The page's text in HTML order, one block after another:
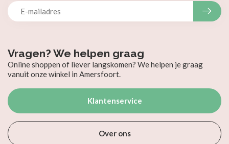
Vragen? We helpen graag
Online shoppen of liever langskomen? We helpen je graag
vanuit onze winkel in Amersfoort.
Klantenservice
Over ons